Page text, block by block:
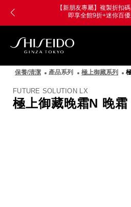
【老朋友限定】複製折
即享 即享 極上新生奧義精
資
生
國
際
櫃
保養/清潔 產品系列 極上御藏系列
FUTURE SOLUTION LX
極上御藏晚霜N 晚